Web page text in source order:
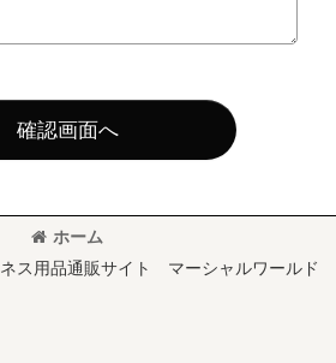
確認画面へ
ホーム
ス用品通販サイト マーシャルワールド